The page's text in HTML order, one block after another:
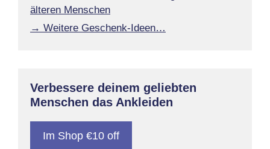
älteren Menschen
→ Weitere Geschenk-Ideen…
Verbessere deinem geliebten
Menschen das Ankleiden
Im Shop €10 off